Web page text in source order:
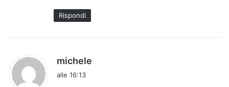
Rispondi
michele
alle 16:13